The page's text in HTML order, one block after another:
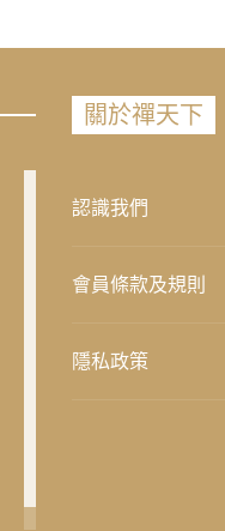
關於禪天下
認識我們
會員條款及規則
隱私政策